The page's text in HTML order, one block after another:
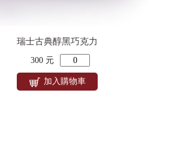
瑞士古典醇黑巧克力
300 元
加入購物車